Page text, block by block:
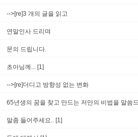
-->[re]3 개의 글을 읽고
연말인사 드리며
문의 드립니다.
초아님께... [1]
-->[re]더디고 방향성 없는 변화
65년생의 꿈을 찾고 만드는 저만의 비법을 말씀
말좀 들어주세요.. [1]